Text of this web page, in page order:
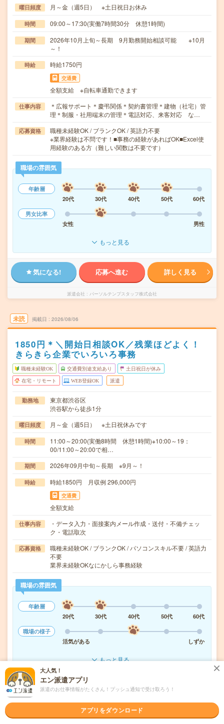
曜日頻度 月～金（週5日） ※土日祝日お休み
時間 09:00～17:30(実働7時間30分 休憩1時間)
期間
2026年10月上旬～長期 9月勤務開始相談可能 ※10月
～！
時給 時給1750円
交通費
全額支給 ※自転車通勤できます
仕事内容
＊広報サポート＊慶弔関係＊契約書管理＊建物（社宅）管
理＊制服・社用端末の管理＊電話対応、来客対応 な…
応募資格
職種未経験OK / ブランクOK / 英語力不要
※業界経験は不問です！■事務の経験があればOK■Excel使
用経験のある方（難しい関数は不要です）
職場の雰囲気
年齢層
20代
30代 40代 50代
60代
男女比率
女性
男性
もっと見る
気になる! 応募へ進む 詳しく見る
派遣会社 パーソルテンプスタッフ株式会社
未読 掲載日 2026/08/06
1850円＊＼開始日相談OK／残業ほどよく！
きらきら企業でいろいろ事務
職種未経験OK 交通費別途支給あり 土日祝日が休み
在宅・リモート WEB登録OK 派遣
勤務地
東京都渋谷区
渋谷駅から徒歩1分
曜日頻度 月～金（週5日） ※土日祝休みです
時間
11:00～20:00(実働8時間 休憩1時間)※10:00～19：
00/11:00～20:00で相…
期間 2026年09月中旬～長期 ※9月～！
時給 時給1850円 月収例 296,000円
交通費
全額支給
仕事内容
・データ入力・面接案内メール作成・送付・不備チェッ
ク・電話取次
応募資格
職種未経験OK / ブランクOK / パソコンスキル不要 / 英語力
不要
業界未経験OKなにかしら事務経験
職場の雰囲気
年齢層
20代
30代 40代 50代
60代
職場の様子
活気がある
しずか
もっと見る
気になる! 応募へ進む 詳しく見る
派遣会社 パーソルテンプスタッフ株式会社
大人気！
エン派遣アプリ
派遣のお仕事情報がたくさん！プッシュ通知で受け取ろう！
アプリをダウンロード